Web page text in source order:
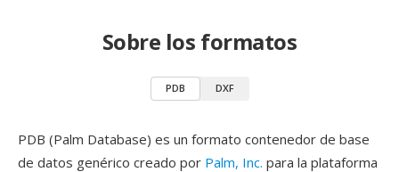
Sobre los formatos
PDB DXF
PDB (Palm Database) es un formato contenedor de base
de datos genérico creado por Palm, Inc. para la plataforma